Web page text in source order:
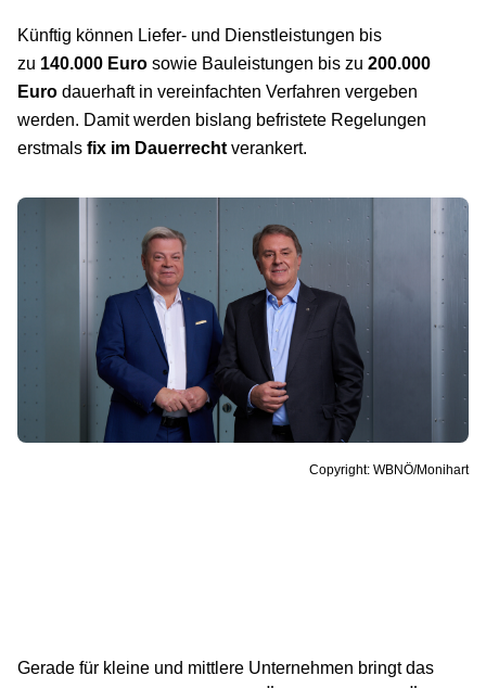
Künftig können Liefer- und Dienstleistungen bis
zu 140.000 Euro sowie Bauleistungen bis zu 200.000
Euro dauerhaft in vereinfachten Verfahren vergeben
werden. Damit werden bislang befristete Regelungen
erstmals fix im Dauerrecht verankert.
Copyright: WBNÖ/Monihart
Gerade für kleine und mittlere Unternehmen bringt das